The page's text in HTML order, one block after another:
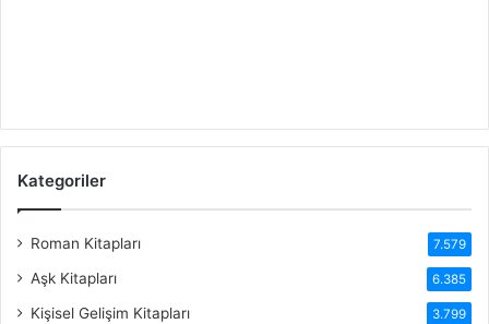
Kategoriler
Roman Kitapları 7.579
Aşk Kitapları 6.385
Kişisel Gelişim Kitapları 3.799